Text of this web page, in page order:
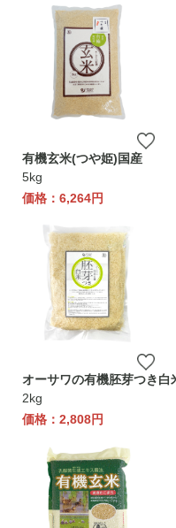
有機玄米(つや姫)国産
5kg
価格：6,264円
オーサワの有機胚芽つき白
2kg
価格：2,808円